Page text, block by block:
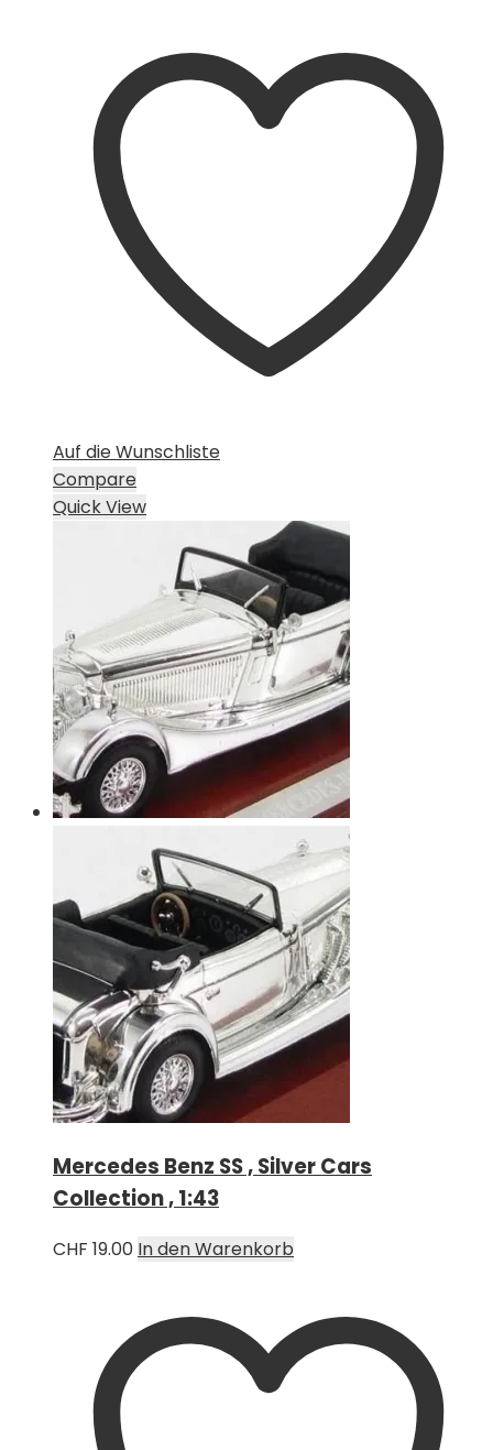
CHF 15.00 CHF 10.00.
Auf die Wunschliste
Compare
Quick View
Mercedes Benz SS , Silver Cars
Collection , 1:43
CHF 19.00 In den Warenkorb